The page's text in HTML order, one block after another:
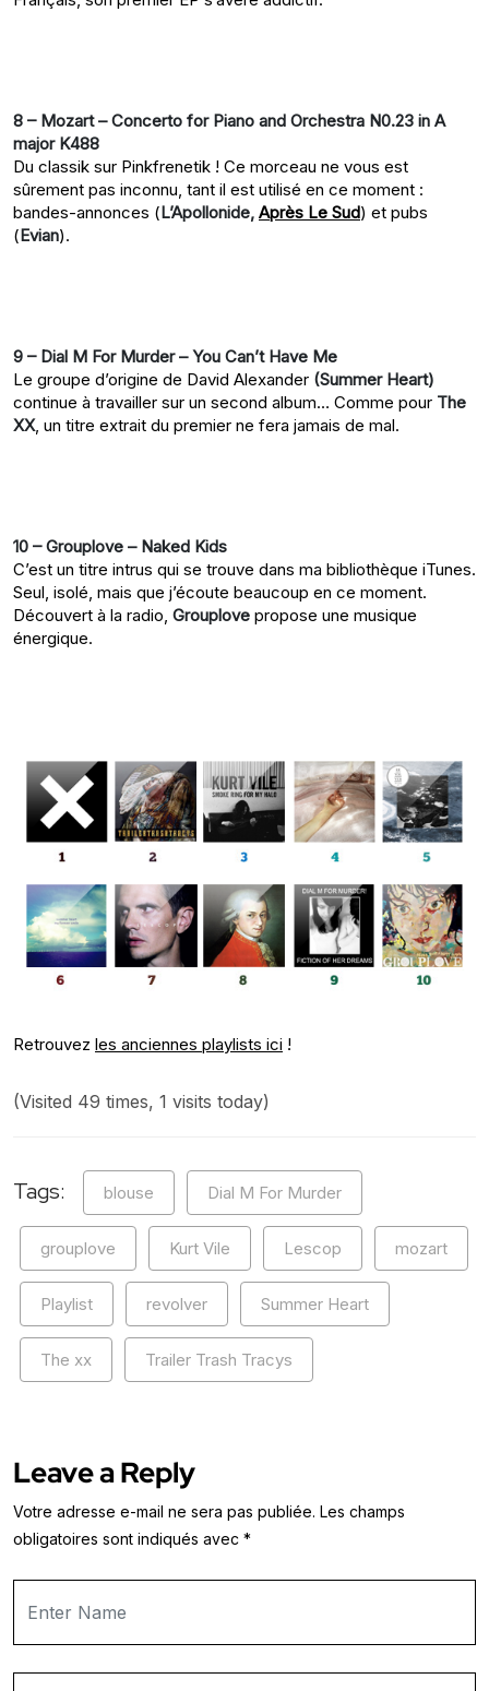
8 – Mozart – Concerto for Piano and Orchestra N0.23 in A
major K488
Du classik sur Pinkfrenetik ! Ce morceau ne vous est
sûrement pas inconnu, tant il est utilisé en ce moment :
bandes-annonces (L’Apollonide, Après Le Sud) et pubs
(Evian).
9 – Dial M For Murder – You Can’t Have Me
Le groupe d’origine de David Alexander (Summer Heart)
continue à travailler sur un second album… Comme pour The
XX, un titre extrait du premier ne fera jamais de mal.
10 – Grouplove – Naked Kids
C’est un titre intrus qui se trouve dans ma bibliothèque iTunes.
Seul, isolé, mais que j’écoute beaucoup en ce moment.
Découvert à la radio, Grouplove propose une musique
énergique.
Retrouvez les anciennes playlists ici !
(Visited 49 times, 1 visits today)
Tags: blouse Dial M For Murder
grouplove Kurt Vile Lescop mozart
Playlist revolver Summer Heart
The xx Trailer Trash Tracys
Leave a Reply
Votre adresse e-mail ne sera pas publiée. Les champs
obligatoires sont indiqués avec *